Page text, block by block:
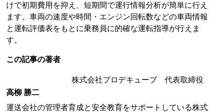
けで初期費用を抑え、短期間で運行情報分析が簡単に行え
ます。車両の速度や時間・エンジン回転数などの車両情報
と運転評価表をもとに乗務員に的確な運転指導が行えま
す。
この記事の著者
株式会社プロデキューブ 代表取締役
高柳 勝二
運送会社の管理者育成と安全教育をサポートしている株式